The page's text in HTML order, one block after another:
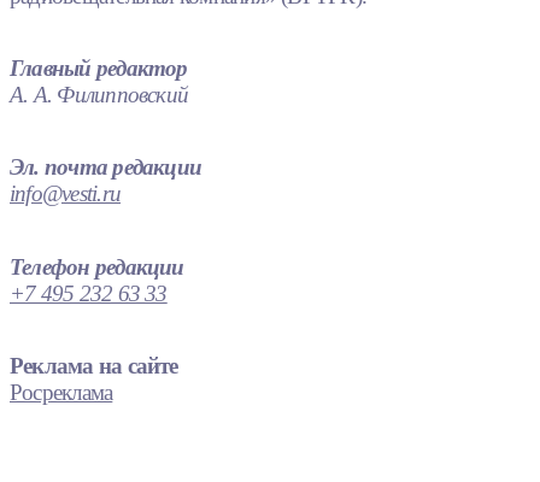
Главный редактор
А. А. Филипповский
Эл. почта редакции
info@vesti.ru
Телефон редакции
+7 495 232 63 33
Реклама на сайте
Росреклама